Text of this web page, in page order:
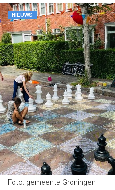
NIEUWS
Foto: gemeente Groningen